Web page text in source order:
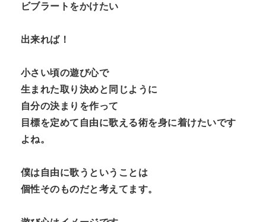
ビブラートをかけたい
出来れば！
小さい頃の遊び心で
生まれた取り決めと同じように
自分の決まりを作って
目標を定めて自由に歌える術を身に着けたいです
よね。
僕は自由に歌うということは
個性そのものだと考えてます。